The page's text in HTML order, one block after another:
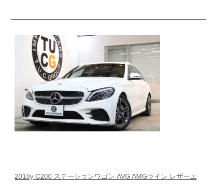
お問い合わせ 会社概要
スタッフblog
ホーム T.U.C.GROUP
2018y C200 ステーションワゴン AVG AMGライン レザーエ